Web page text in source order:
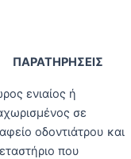
ΠΑΡΑΤΗΡΗΣΕΙΣ
ενιαίος ή
σε
οδοντιάτρου και
που